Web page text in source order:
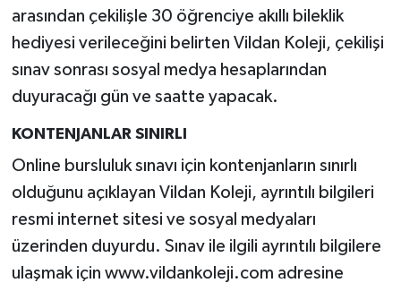
arasından çekilişle 30 öğrenciye akıllı bileklik
hediyesi verileceğini belirten Vildan Koleji, çekilişi
sınav sonrası sosyal medya hesaplarından
duyuracağı gün ve saatte yapacak.
KONTENJANLAR SINIRLI
Online bursluluk sınavı için kontenjanların sınırlı
olduğunu açıklayan Vildan Koleji, ayrıntılı bilgileri
resmi internet sitesi ve sosyal medyaları
üzerinden duyurdu. Sınav ile ilgili ayrıntılı bilgilere
ulaşmak için www.vildankoleji.com adresine